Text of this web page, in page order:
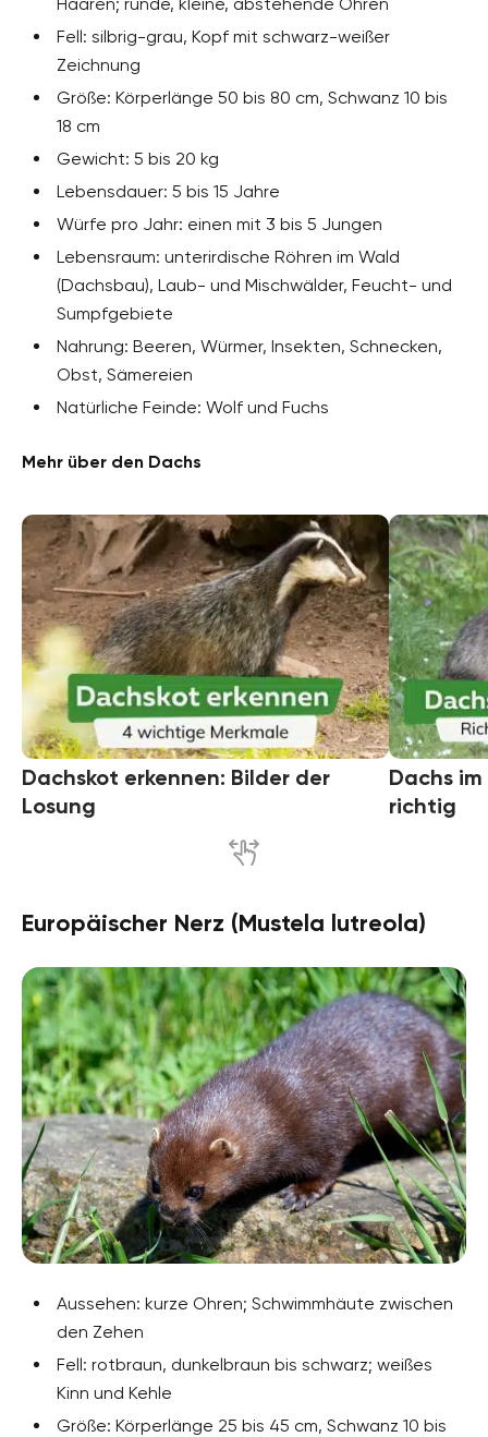
Fell: silbrig-grau, Kopf mit schwarz-weißer
Zeichnung
Größe: Körperlänge 50 bis 80 cm, Schwanz 10 bis
18 cm
Gewicht: 5 bis 20 kg
Lebensdauer: 5 bis 15 Jahre
Würfe pro Jahr: einen mit 3 bis 5 Jungen
Lebensraum: unterirdische Röhren im Wald
(Dachsbau), Laub- und Mischwälder, Feucht- und
Sumpfgebiete
Nahrung: Beeren, Würmer, Insekten, Schnecken,
Obst, Sämereien
Natürliche Feinde: Wolf und Fuchs
Mehr über den Dachs
Dachskot erkennen: Bilder der
Losung
Dachs
richtig
Europäischer Nerz (Mustela lutreola)
Aussehen: kurze Ohren; Schwimmhäute zwischen
den Zehen
Fell: rotbraun, dunkelbraun bis schwarz; weißes
Kinn und Kehle
Größe: Körperlänge 25 bis 45 cm, Schwanz 10 bis